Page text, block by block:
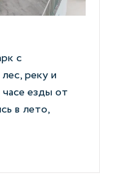
с
реку и
езды от
в лето,